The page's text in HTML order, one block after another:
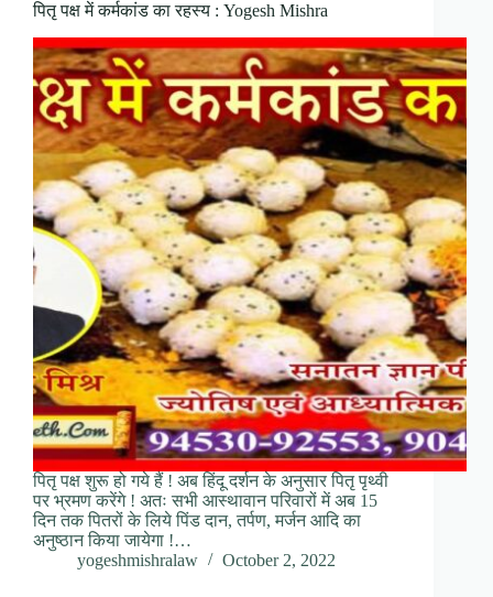
पितृ पक्ष में कर्मकांड का रहस्य : Yogesh Mishra
पितृ पक्ष शुरू हो गये हैं ! अब हिंदू दर्शन के अनुसार पितृ पृथ्वी
पर भ्रमण करेंगे ! अतः सभी आस्थावान परिवारों में अब 15
दिन तक पितरों के लिये पिंड दान, तर्पण, मर्जन आदि का
अनुष्ठान किया जायेगा !…
yogeshmishralaw
October 2, 2022